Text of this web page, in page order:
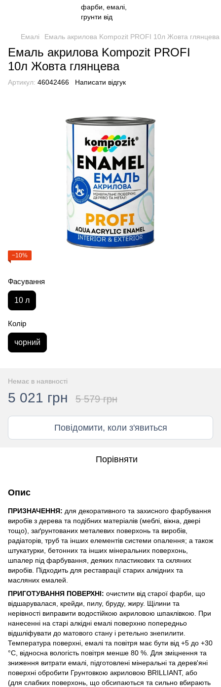
Емалі Емаль акрилова Kompozit PROFI 10л Жовта глянцева
Емаль акрилова Kompozit PROFI
10л Жовта глянцева
Артикул: 46042466 Написати відгук
−10%
Фасування
10 л
Колір
чорний
Немає в наявності
5 021 грн 5 579 грн
Повідомити, коли з'явиться
Порівняти
Опис
ПРИЗНАЧЕННЯ: для декоративного та захисного фарбування
виробів з дерева та подібних матеріалів (меблі, вікна, двері
тощо), заґрунтованих металевих поверхонь та виробів,
радіаторів, труб та інших елементів системи опалення; а також
штукатурки, бетонних та інших мінеральних поверхонь,
шпалер під фарбування, деяких пластикових та скляних
виробів. Підходить для реставрації старих алкідних та
масляних емалей.
ПРИГОТУВАННЯ ПОВЕРХНІ: очистити від старої фарби, що
відшарувалася, крейди, пилу, бруду, жиру. Щілини та
нерівності виправити водостійкою акриловою шпаклівкою. При
нанесенні на старі алкідні емалі поверхню попередньо
відшліфувати до матового стану і ретельно знепилити.
Температура поверхні, емалі та повітря має бути від +5 до +30
°С, відносна вологість повітря менше 80 %. Для зміцнення та
зниження витрати емалі, підготовлені мінеральні та дерев'яні
поверхні обробити Грунтовкою акриловою BRILLIANT, або
(для слабких поверхонь, що обсипаються та сильно вбирають